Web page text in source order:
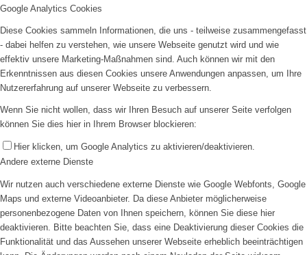
Google Analytics Cookies
Diese Cookies sammeln Informationen, die uns - teilweise zusammengefasst
- dabei helfen zu verstehen, wie unsere Webseite genutzt wird und wie
effektiv unsere Marketing-Maßnahmen sind. Auch können wir mit den
Erkenntnissen aus diesen Cookies unsere Anwendungen anpassen, um Ihre
Nutzererfahrung auf unserer Webseite zu verbessern.
Wenn Sie nicht wollen, dass wir Ihren Besuch auf unserer Seite verfolgen
können Sie dies hier in Ihrem Browser blockieren:
Hier klicken, um Google Analytics zu aktivieren/deaktivieren.
Andere externe Dienste
Wir nutzen auch verschiedene externe Dienste wie Google Webfonts, Google
Maps und externe Videoanbieter. Da diese Anbieter möglicherweise
personenbezogene Daten von Ihnen speichern, können Sie diese hier
deaktivieren. Bitte beachten Sie, dass eine Deaktivierung dieser Cookies die
Funktionalität und das Aussehen unserer Webseite erheblich beeinträchtigen